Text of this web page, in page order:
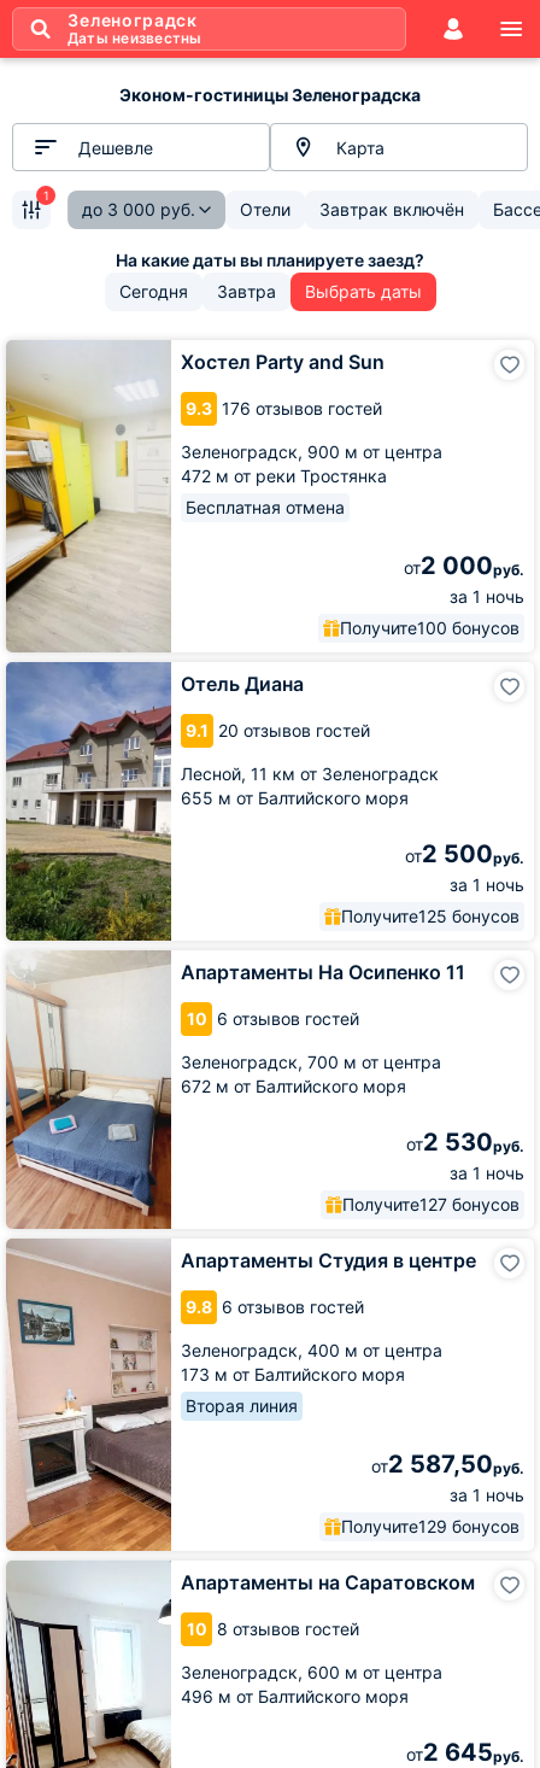
Зеленоградск
Даты неизвестны
Эконом-гостиницы Зеленоградска
Дешевле Карта
до 3 000 руб. Отели Завтрак включён
1
Сегодня Завтра Выбрать даты
Хостел Party and Sun
9.3 176 отзывов гостей
Зеленоградск, 900 м от центра
472 м от реки Тростянка
Бесплатная отмена
от2 000руб.
за 1 ночь
Получите100 бонусов
Хостел
and
Sun
Отель Диана
9.1 20 отзывов гостей
Лесной, 11 км от Зеленоградск
655 м от Балтийского моря
от2 500руб.
за 1 ночь
Получите125 бонусов
Отель
Апартаменты На Осипенко 11
10 6 отзывов гостей
Зеленоградск, 700 м от центра
672 м от Балтийского моря
от2 530руб.
за 1 ночь
Получите127 бонусов
На
Осипенко
Апартаменты Студия в центре
9.8 6 отзывов гостей
Зеленоградск, 400 м от центра
173 м от Балтийского моря
Вторая линия
от2 587,50руб.
за 1 ночь
Получите129 бонусов
Апартаменты
Студия
центре
Апартаменты на Саратовском
10 8 отзывов гостей
Зеленоградск, 600 м от центра
496 м от Балтийского моря
от2 645руб.
Апартаменты
на
Саратовском